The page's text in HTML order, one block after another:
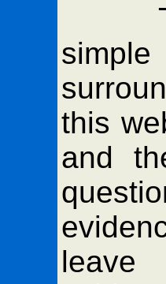
The
this
and
leave